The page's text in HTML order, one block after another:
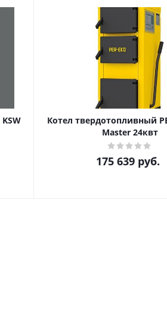
Котел твердотопливный
Master 24квт
175 639руб.